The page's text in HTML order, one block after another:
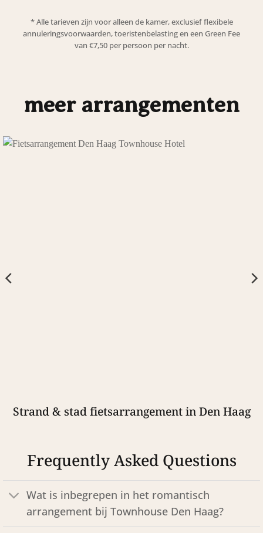
* Alle tarieven zijn voor alleen de kamer, exclusief flexibele
annuleringsvoorwaarden, toeristenbelasting en een Green Fee
van €7,50 per persoon per nacht.
meer arrangementen
Strand & stad fietsarrangement in Den Haag
Frequently Asked Questions
Wat is inbegrepen in het romantisch
arrangement bij Townhouse Den Haag?